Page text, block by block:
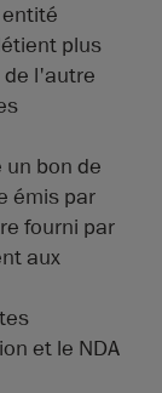
plus
de l'autre
un bon de
émis par
fourni par
aux
et le NDA